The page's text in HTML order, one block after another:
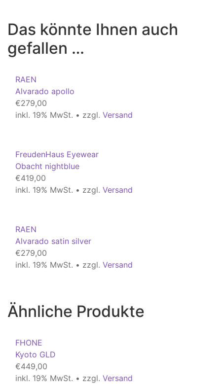
Das könnte Ihnen auch
gefallen …
RAEN
Alvarado apollo
€279,00
inkl. 19% MwSt. • zzgl. Versand
FreudenHaus Eyewear
Obacht nightblue
€419,00
inkl. 19% MwSt. • zzgl. Versand
RAEN
Alvarado satin silver
€279,00
inkl. 19% MwSt. • zzgl. Versand
Ähnliche Produkte
FHONE
Kyoto GLD
€449,00
inkl. 19% MwSt. • zzgl. Versand